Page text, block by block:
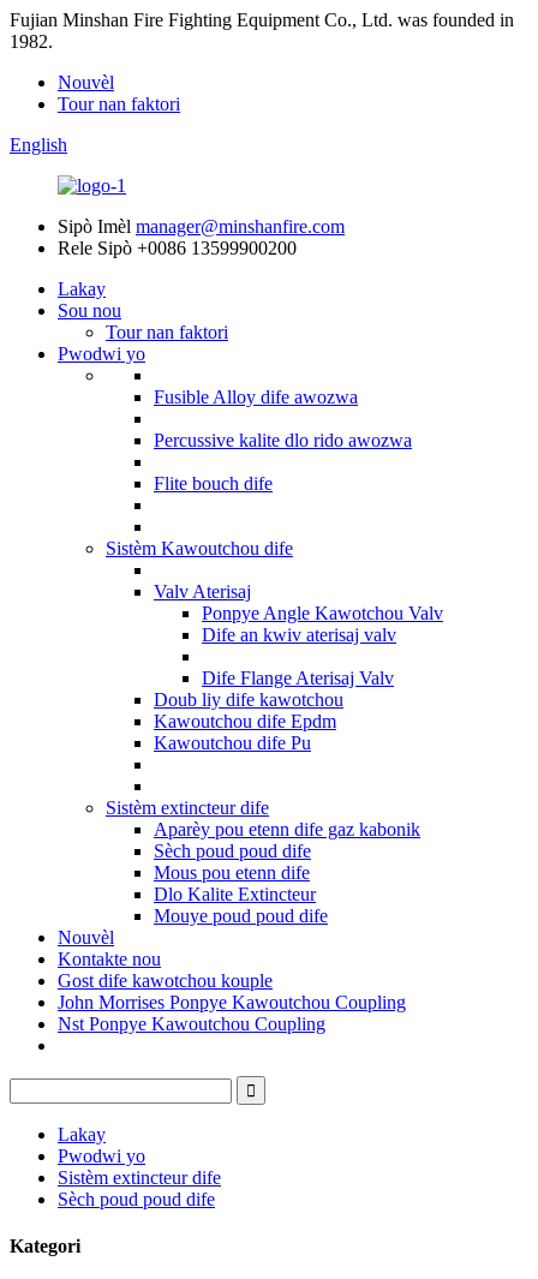
Fujian Minshan Fire Fighting Equipment Co., Ltd. was founded in
1982.
Nouvèl
Tour nan faktori
English
Sipò Imèl manager@minshanfire.com
Rele Sipò +0086 13599900200
Lakay
Sou nou
Tour nan faktori
Pwodwi yo
Fusible Alloy dife awozwa
Percussive kalite dlo rido awozwa
Flite bouch dife
Sistèm Kawoutchou dife
Valv Aterisaj
Ponpye Angle Kawotchou Valv
Dife an kwiv aterisaj valv
Dife Flange Aterisaj Valv
Doub liy dife kawotchou
Kawoutchou dife Epdm
Kawoutchou dife Pu
Sistèm extincteur dife
Aparèy pou etenn dife gaz kabonik
Sèch poud poud dife
Mous pou etenn dife
Dlo Kalite Extincteur
Mouye poud poud dife
Nouvèl
Kontakte nou
Gost dife kawotchou kouple
John Morrises Ponpye Kawoutchou Coupling
Nst Ponpye Kawoutchou Coupling
Lakay
Pwodwi yo
Sistèm extincteur dife
Sèch poud poud dife
Kategori